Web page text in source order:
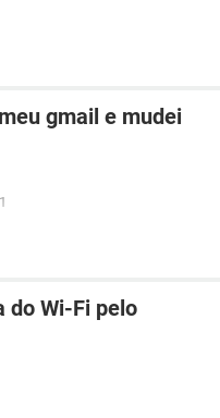
gmail e mudei
do Wi-Fi pelo